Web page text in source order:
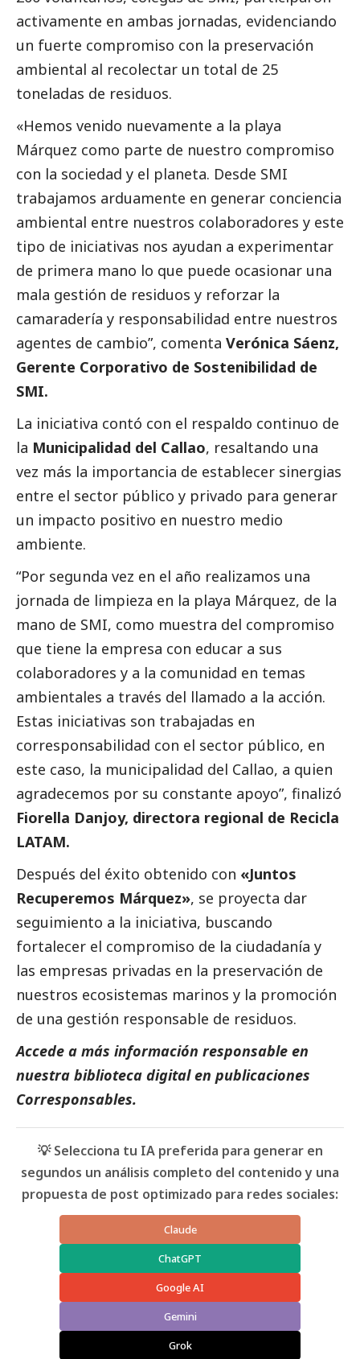
activamente en ambas jornadas, evidenciando
un fuerte compromiso con la preservación
ambiental al recolectar un total de 25
toneladas de residuos.
«Hemos venido nuevamente a la playa
Márquez como parte de nuestro compromiso
con la sociedad y el planeta. Desde SMI
trabajamos arduamente en generar conciencia
ambiental entre nuestros colaboradores y este
tipo de iniciativas nos ayudan a experimentar
de primera mano lo que puede ocasionar una
mala gestión de residuos y reforzar la
camaradería y responsabilidad entre nuestros
agentes de cambio”, comenta Verónica Sáenz,
Gerente Corporativo de Sostenibilidad de
SMI.
La iniciativa contó con el respaldo continuo de
la Municipalidad del Callao, resaltando una
vez más la importancia de establecer sinergias
entre el sector público y privado para generar
un impacto positivo en nuestro medio
ambiente.
“Por segunda vez en el año realizamos una
jornada de limpieza en la playa Márquez, de la
mano de SMI, como muestra del compromiso
que tiene la empresa con educar a sus
colaboradores y a la comunidad en temas
ambientales a través del llamado a la acción.
Estas iniciativas son trabajadas en
corresponsabilidad con el sector público, en
este caso, la municipalidad del Callao, a quien
agradecemos por su constante apoyo”, finalizó
Fiorella Danjoy, directora regional de Recicla
LATAM.
Después del éxito obtenido con «Juntos
Recuperemos Márquez», se proyecta dar
seguimiento a la iniciativa, buscando
fortalecer el compromiso de la ciudadanía y
las empresas privadas en la preservación de
nuestros ecosistemas marinos y la promoción
de una gestión responsable de residuos.
Accede a más información responsable en
nuestra biblioteca digital en publicaciones
Corresponsables.
💡 Selecciona tu IA preferida para generar en
segundos un análisis completo del contenido y una
propuesta de post optimizado para redes sociales:
Claude
ChatGPT
Google AI
Gemini
Grok